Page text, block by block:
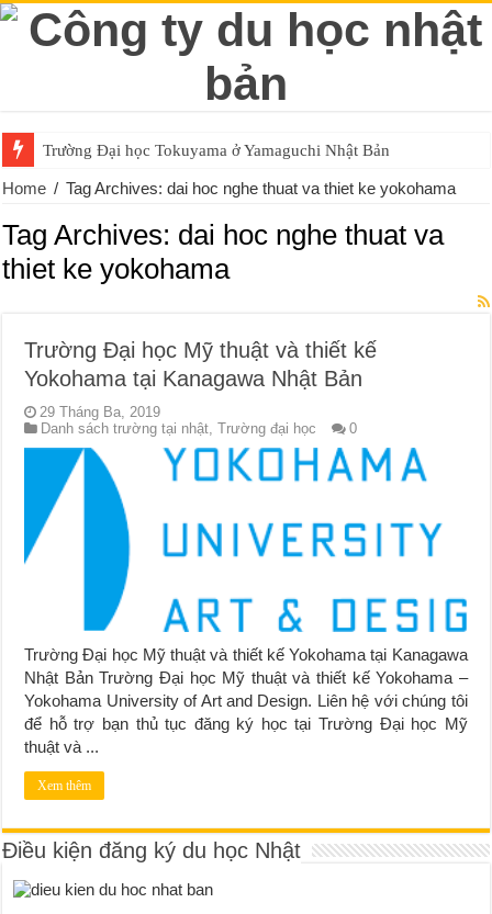
Trường Đại học Tokuyama ở Yamaguchi Nhật Bản
Home / Tag Archives: dai hoc nghe thuat va thiet ke yokohama
Tag Archives: dai hoc nghe thuat va
thiet ke yokohama
Trường Đại học Mỹ thuật và thiết kế
Yokohama tại Kanagawa Nhật Bản
29 Tháng Ba, 2019
Danh sách trường tại nhật,Trường đại học 0
Trường Đại học Mỹ thuật và thiết kế Yokohama tại Kanagawa
Nhật Bản Trường Đại học Mỹ thuật và thiết kế Yokohama –
Yokohama University of Art and Design. Liên hệ với chúng tôi
để hỗ trợ bạn thủ tục đăng ký học tại Trường Đại học Mỹ
thuật và ...
Xem thêm
Điều kiện đăng ký du học Nhật